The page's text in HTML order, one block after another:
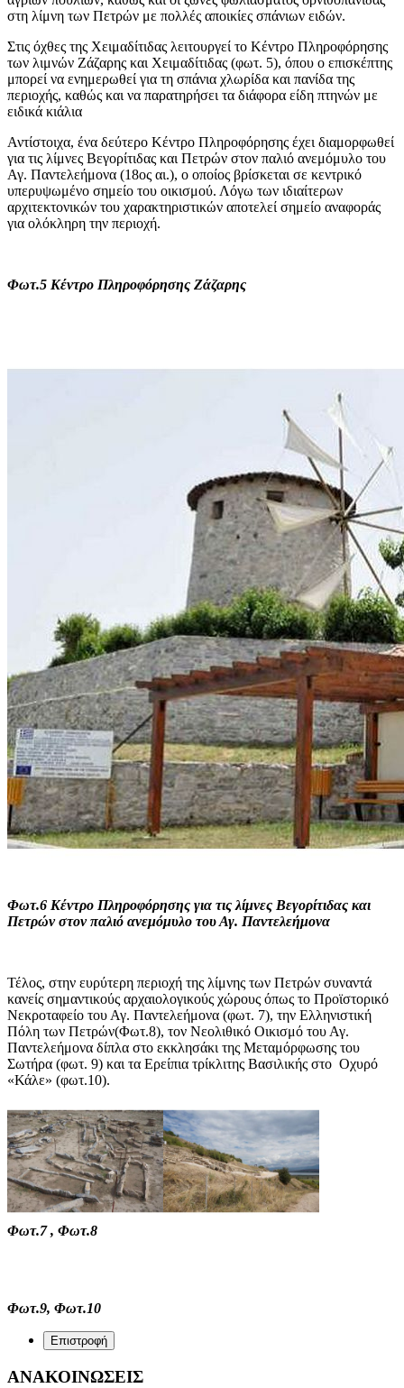
στη λίμνη των Πετρών με πολλές αποικίες σπάνιων ειδών.
Στις όχθες της Χειμαδίτιδας λειτουργεί το Κέντρο Πληροφόρησης
των λιμνών Ζάζαρης και Χειμαδίτιδας (φωτ. 5), όπου ο επισκέπτης
μπορεί να ενημερωθεί για τη σπάνια χλωρίδα και πανίδα της
περιοχής, καθώς και να παρατηρήσει τα διάφορα είδη πτηνών με
ειδικά κιάλια
Αντίστοιχα, ένα δεύτερο Κέντρο Πληροφόρησης έχει διαμορφωθεί
για τις λίμνες Βεγορίτιδας και Πετρών στον παλιό ανεμόμυλο του
Αγ. Παντελεήμονα (18ος αι.), ο οποίος βρίσκεται σε κεντρικό
υπερυψωμένο σημείο του οικισμού. Λόγω των ιδιαίτερων
αρχιτεκτονικών του χαρακτηριστικών αποτελεί σημείο αναφοράς
για ολόκληρη την περιοχή.
Φωτ.5 Κέντρο Πληροφόρησης Ζάζαρης
Φωτ.6 Κέντρο Πληροφόρησης για τις λίμνες Βεγορίτιδας και
Πετρών στον παλιό ανεμόμυλο του Αγ. Παντελεήμονα
Τέλος, στην ευρύτερη περιοχή της λίμνης των Πετρών συναντά
κανείς σημαντικούς αρχαιολογικούς χώρους όπως το Προϊστορικό
Νεκροταφείο του Αγ. Παντελεήμονα (φωτ. 7), την Ελληνιστική
Πόλη των Πετρών(Φωτ.8), τον Νεολιθικό Οικισμό του Αγ.
Παντελεήμονα δίπλα στο εκκλησάκι της Μεταμόρφωσης του
Σωτήρα (φωτ. 9) και τα Ερείπια τρίκλιτης Βασιλικής στο Οχυρό
«Κάλε» (φωτ.10).
Φωτ.7 , Φωτ.8
Φωτ.9, Φωτ.10
Επιστροφή
ΑΝΑΚΟΙΝΩΣΕΙΣ